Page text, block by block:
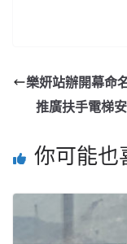
樂妍站辦開幕命
推廣扶手電梯
你可能也